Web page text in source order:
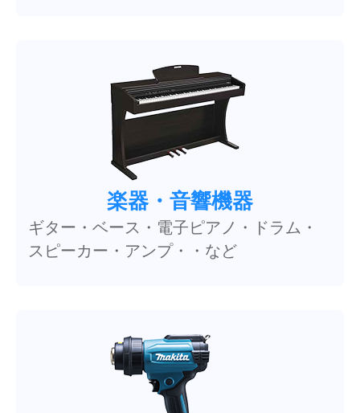
楽器・音響機器
ギター・ベース・電子ピアノ・ドラム・
スピーカー・アンプ・・など